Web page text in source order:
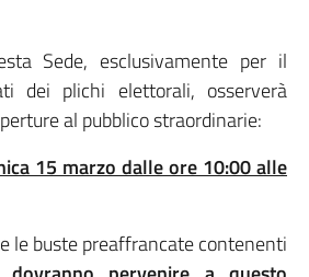
Sede, esclusivamente per il
dei plichi elettorali, osserverà
al pubblico straordinarie:
15 marzo dalle ore 10:00 alle
le buste preaffrancate contenenti